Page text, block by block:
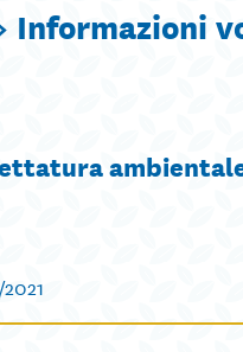
Informazioni